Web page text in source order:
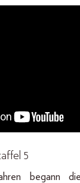
5
begann